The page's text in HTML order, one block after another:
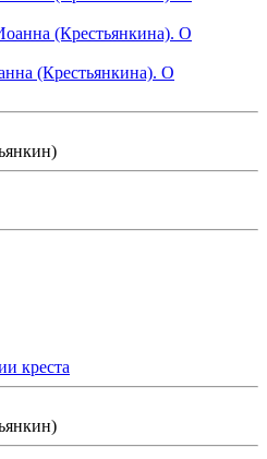
(Крестьянкина). О
креста